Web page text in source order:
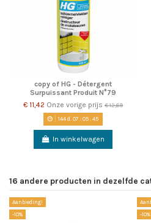
copy of HG - Détergent
Surpuissant Produit N°79
€ 11,42 Onze vorige prijs € 12,69
144d.07 :05:45
In winkelwagen
16 andere producten in dezelfde
Aanbieding!
-10%
-10%